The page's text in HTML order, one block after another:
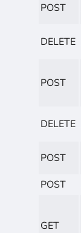
POST
DELETE
POST
DELETE
POST
POST
GET